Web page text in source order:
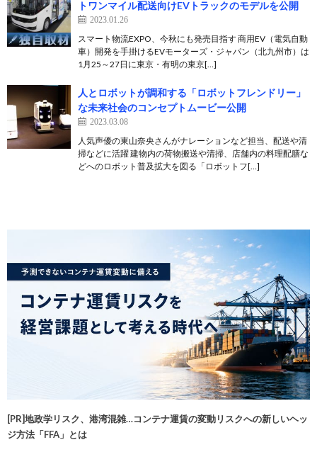
トワンマイル配送向けEVトラックのモデルを公開
2023.01.26
スマート物流EXPO、今秋にも発売目指す 商用EV（電気自動
車）開発を手掛けるEVモーターズ・ジャパン（北九州市）は
1月25～27日に東京・有明の東京[…]
人とロボットが調和する「ロボットフレンドリー」
な未来社会のコンセプトムービー公開
2023.03.08
人気声優の東山奈央さんがナレーションなど担当、配送や清
掃などに活躍 建物内の荷物搬送や清掃、店舗内の料理配膳な
どへのロボット普及拡大を図る「ロボットフ[…]
[PR]地政学リスク、港湾混雑…コンテナ運賃の変動リスクへの新しいヘッ
ジ方法「FFA」とは